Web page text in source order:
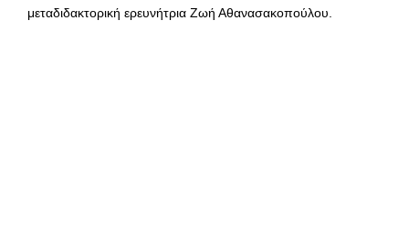
μεταδιδακτορική ερευνήτρια Ζωή Αθανασακοπούλου.